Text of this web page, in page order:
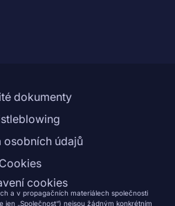
dokumenty
osobních údajů
Cookies
cookies
a v propagačních materiálech společnosti
jen „Společnost“) nejsou žádným konkrétním